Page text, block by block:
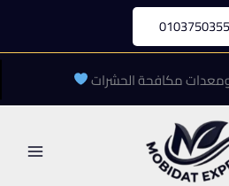
مكافحة الحشرات